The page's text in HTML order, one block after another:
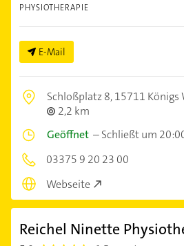
PHYSIOTHERAPIE
E-Mail
Schloßplatz 8,15711 Königs
2,2 km
Geöffnet –Schließt um
03375 9 20 23 00
Webseite
Reichel Ninette